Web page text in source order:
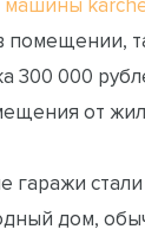
машины
помещении,
300 000
от
гаражи
дом,